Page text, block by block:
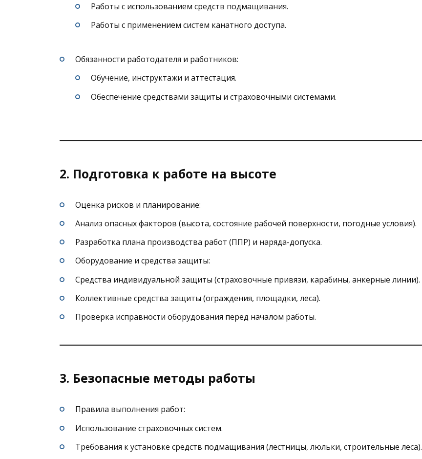
Работы с использованием средств подмащивания.
Работы с применением систем канатного доступа.
Обязанности работодателя и работников:
Обучение, инструктажи и аттестация.
Обеспечение средствами защиты и страховочными системами.
2. Подготовка к работе на высоте
Оценка рисков и планирование:
Анализ опасных факторов (высота, состояние рабочей поверхности, погодные условия).
Разработка плана производства работ (ППР) и наряда-допуска.
Оборудование и средства защиты:
Средства индивидуальной защиты (страховочные привязи, карабины, анкерные линии).
Коллективные средства защиты (ограждения, площадки, леса).
Проверка исправности оборудования перед началом работы.
3. Безопасные методы работы
Правила выполнения работ:
Использование страховочных систем.
Требования к установке средств подмащивания (лестницы, люльки, строительные леса).